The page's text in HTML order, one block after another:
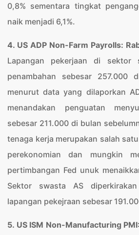
0,8% sementara tingkat
naik menjadi 6,1%.
4. US ADP Non-Farm Payrolls:
Lapangan pekerjaan di sektor
penambahan sebesar 257.000
menurut data yang dilaporkan
menandakan penguatan
sebesar 211.000 di bulan
tenaga kerja merupakan salah
perekonomian dan mungkin
pertimbangan Fed unuk
Sektor swasta AS
lapangan pekejraan sebesar
5. US ISM Non-Manufacturing